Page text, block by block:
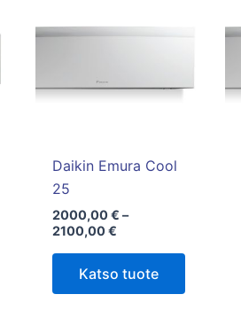
Daikin Emura Cool
25
2000,00€ –
2100,00€
2100,00 €
Katso tuote